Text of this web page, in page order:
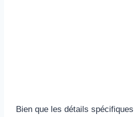
Bien que les détails